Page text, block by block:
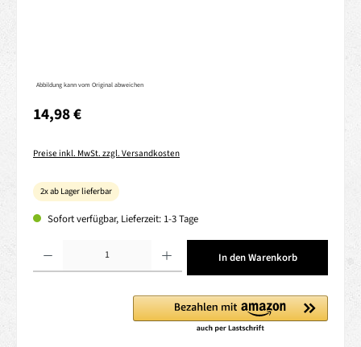
Abbildung kann vom Original abweichen
Regulärer Preis:
14,98 €
Preise inkl. MwSt. zzgl. Versandkosten
2x ab Lager lieferbar
Sofort verfügbar, Lieferzeit: 1-3 Tage
In den Warenkorb